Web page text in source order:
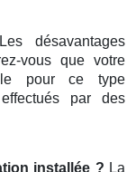
désavantages
vous que votre
pour ce type
par des
installée ? La